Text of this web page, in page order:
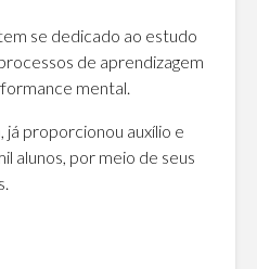
se dedicado ao estudo
de aprendizagem
mental.
já proporcionou auxílio e
alunos, por meio de seus